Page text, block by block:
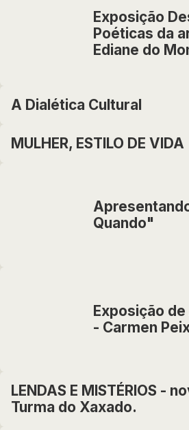
Exposição
Poéticas da
Ediane do
A Dialética Cultural
MULHER, ESTILO DE VIDA
Quando"
Exposição
- Carmen
LENDAS E MISTÉRIOS -
Turma do Xaxado.